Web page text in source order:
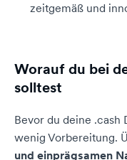
zeitgemäß und
Worauf du bei
solltest
Bevor du deine .cash
wenig Vorbereitung.
und einprägsamen